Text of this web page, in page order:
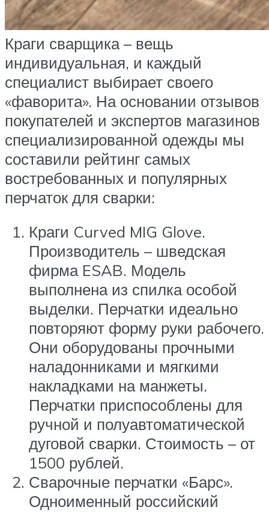
Краги сварщика – вещь
индивидуальная, и каждый
специалист выбирает своего
«фаворита». На основании отзывов
покупателей и экспертов магазинов
специализированной одежды мы
составили рейтинг самых
востребованных и популярных
перчаток для сварки:
Краги Curved MIG Glove.
Производитель – шведская
фирма ESAB. Модель
выполнена из спилка особой
выделки. Перчатки идеально
повторяют форму руки рабочего.
Они оборудованы прочными
наладонниками и мягкими
накладками на манжеты.
Перчатки приспособлены для
ручной и полуавтоматической
дуговой сварки. Стоимость – от
1500 рублей.
Сварочные перчатки «Барс».
Одноименный российский